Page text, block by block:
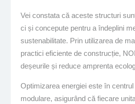
Vei constata că aceste structuri
ci și concepute pentru a îndeplini
sustenabilitate. Prin utilizarea de
practici eficiente de construcție,
deșeurile și reduce amprenta
Optimizarea energiei este în
modulare, asigurând că fiecare